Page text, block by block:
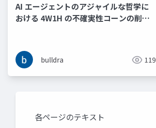
AI エージェントのアジャイルな哲学に
おける 4W1H の不確実性コーンの削減
bulldra 119
各ページのテキスト